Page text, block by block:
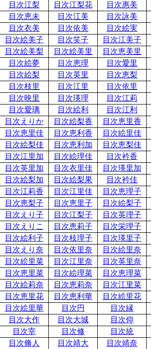
目次江梨 目次江梨花
目次惠美
目次恵未
目次江美
目次詠美
目次衣美
目次依美
目次絵実
目次絵美子
目次笑子
目次江美子
目次絵美梨
目次絵美里
目次恵美里
目次絵夢
目次恵理
目次愛里
目次絵梨
目次英里
目次恵梨
目次枝里
目次江里
目次依里
目次映里
目次瑛理
目次江莉
目次愛璃
目次絵利
目次江利
目次えりか
目次絵梨香
目次恵里香
目次恵里佳
目次恵利香
目次絵里佳
目次絵梨佳
目次恵利加
目次恵梨佳
目次江里加
目次絵理佳
目次衿香
目次英里加
目次衣里佳
目次瑛里加
目次絵梨加
目次絵梨果
目次衿佳
目次江莉香
目次江里佳
目次恵理子
目次恵梨子
目次恵里子
目次絵梨子
目次えり子
目次江梨子
目次英理子
目次えりこ
目次恵莉子
目次栄理子
目次絵利子
目次枝理子
目次瑛里子
目次えり奈
目次依里奈
目次絵里奈
目次絵里菜
目次江里奈
目次英里奈
目次恵里菜
目次絵理菜
目次恵理菜
目次絵莉奈
目次恵莉奈
目次江里菜
目次恵里花
目次恵利華
目次絵里花
目次絵里華
目次円
目次縁
目次大作
目次大城
目次仰
目次宰
目次修
目次統
目次脩人
目次靖大
目次靖奈